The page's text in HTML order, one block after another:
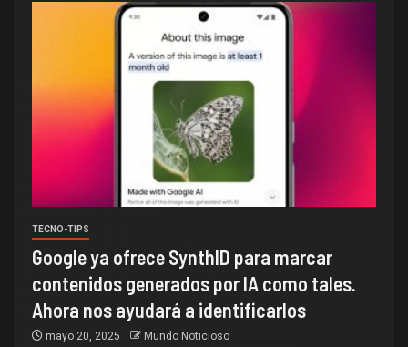
TECNO-TIPS
Google ya ofrece SynthID para marcar
contenidos generados por IA como tales.
Ahora nos ayudará a identificarlos
mayo 20, 2025 Mundo Noticioso